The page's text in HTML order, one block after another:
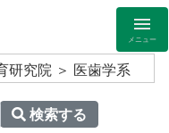
メニュー
研究院 ＞ 医歯学系
検索する